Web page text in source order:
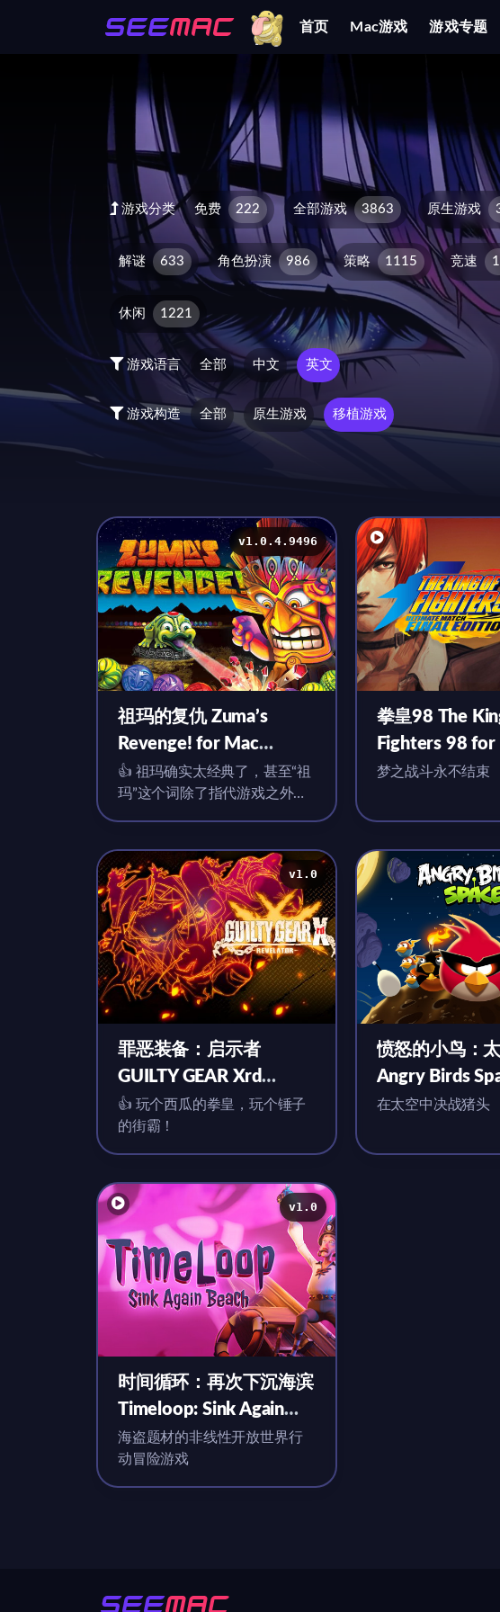
首页 Mac游戏 游戏专题
游戏分类 免费 222 全部游戏 3863 原生游戏
解谜 633 角色扮演 986 策略 1115 竞速
休闲 1221
游戏语言 全部 中文 英文
游戏构造 全部 原生游戏 移植游戏
v1.0.4.9496
祖玛的复仇 Zuma’s
Revenge! for Mac
v1.0.4.9496 英文移植版
👍 祖玛确实太经典了，甚至“祖
玛”这个词除了指代游戏之外，
拳皇98 The
Fighters 98 for
英文移植版
梦之战斗永不结束
v1.0
罪恶装备：启示者
GUILTY GEAR Xrd
REVELATOR for Mac
v1.0 英文移植版
👍 玩个西瓜的拳皇，玩个锤子
的街霸！
愤怒的小鸟：
Angry Birds
Mac v1.0 英文
在太空中决战猪头
v1.0
时间循环：再次下沉海滨
Timeloop: Sink Again
Beach for Mac v1.0 英文
移植版
海盗题材的非线性开放世界行
动冒险游戏